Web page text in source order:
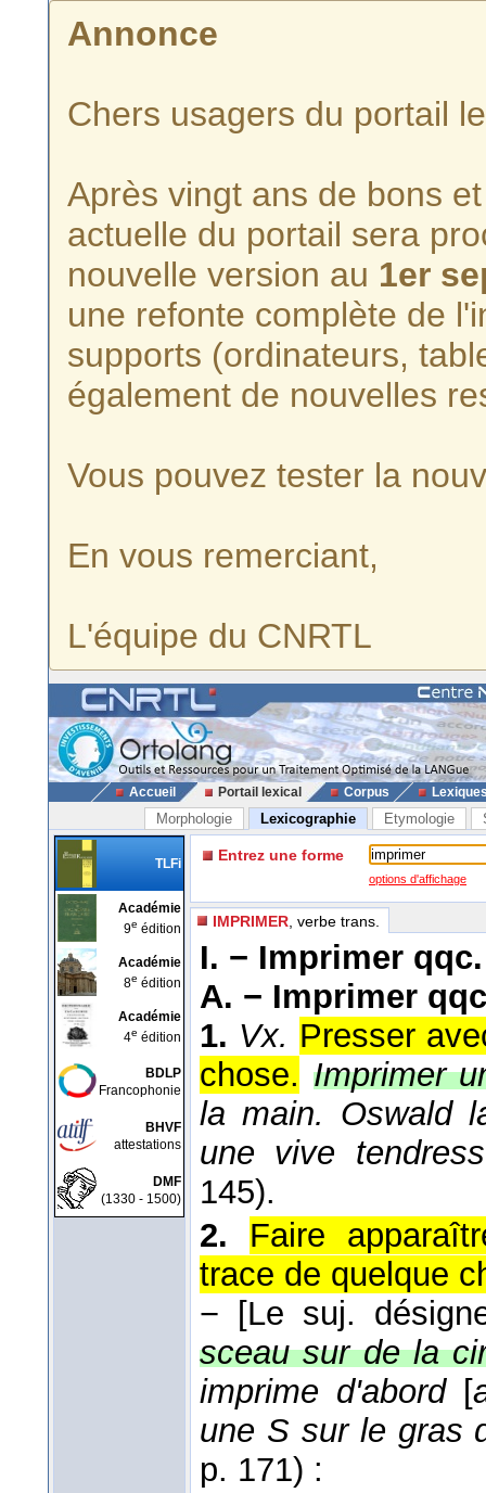
Annonce
Chers usagers du portail
Après vingt ans de bons
actuelle du portail sera
nouvelle version au 1er
une refonte complète de
supports (ordinateurs,
également de nouvelles
Vous pouvez tester la
En vous remerciant,
L'équipe du CNRTL
Accueil Portail lexical Corpus
Morphologie Lexicographie Etymologie
TLFi
Académie
9e édition
Académie
8e édition
Académie
4e édition
BDLP
Francophonie
BHVF
attestations
DMF
(1330 - 1500)
Entrez une forme
options d'affichage
IMPRIMER , verbe trans.
I. − Imprimer
A. − Imprimer
1. Vx. Presser
chose. Imprimer
la main. Oswald
une vive
145).
2.
Faire
trace de quelque
−
[Le suj.
sceau sur de la
imprime d'abord [
une S sur le gras
p. 171) :